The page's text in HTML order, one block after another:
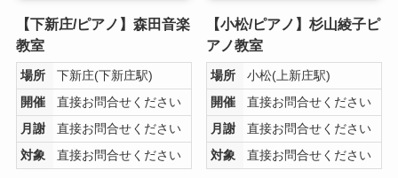
【下新庄/ピアノ】森田音楽
教室
場所
下新庄(下新庄駅)
開催
直接お問合せください
月謝
直接お問合せください
対象
直接お問合せください
【小松/ピアノ】杉山綾子ピ
アノ教室
場所
小松(上新庄駅)
開催
直接お問合せください
月謝
直接お問合せください
対象
直接お問合せください